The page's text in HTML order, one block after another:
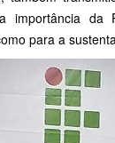
da
para a